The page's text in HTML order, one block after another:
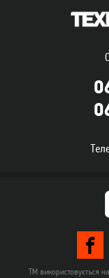
Електрочайник
ТМ використовується